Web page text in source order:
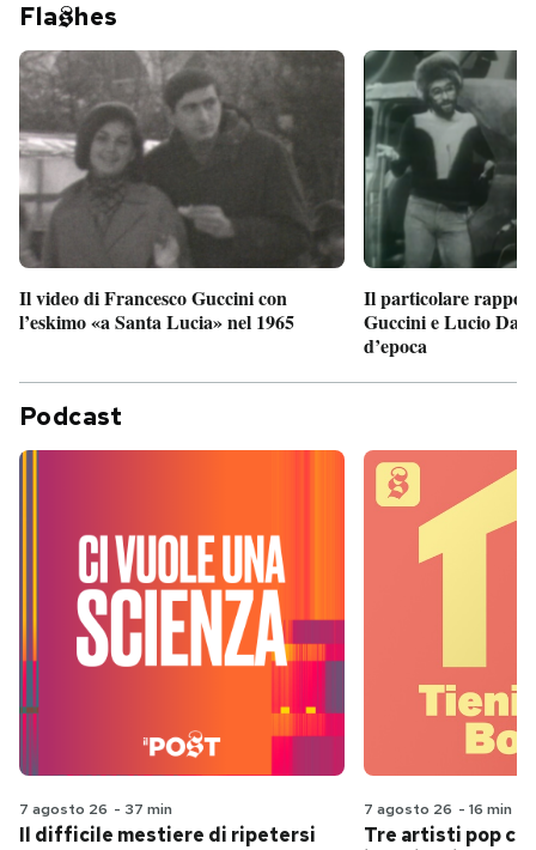
Fla hes
Il video di Francesco Guccini con
l’eskimo «a Santa Lucia» nel 1965
Il particolare
Guccini e Lucio
d’epoca
Podcast
7 agosto 26 - 37 min
Il difficile mestiere di ripetersi
7 agosto 26 - 16 min
Tre artisti pop